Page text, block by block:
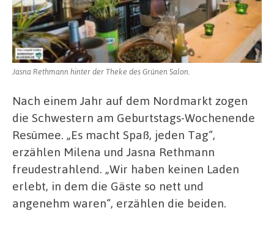
Jasna Rethmann hinter der Theke des Grünen Salon.
Nach einem Jahr auf dem Nordmarkt zogen
die Schwestern am Geburtstags-Wochenende
Resümee. „Es macht Spaß, jeden Tag“,
erzählen Milena und Jasna Rethmann
freudestrahlend. „Wir haben keinen Laden
erlebt, in dem die Gäste so nett und
angenehm waren“, erzählen die beiden.